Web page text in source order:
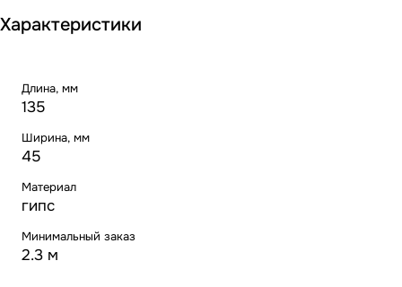
Характеристики
Длина, мм
135
Ширина, мм
45
Материал
гипс
Минимальный заказ
2.3 м